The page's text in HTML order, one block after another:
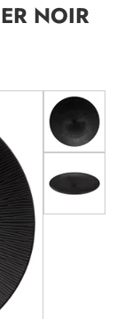
NOIR